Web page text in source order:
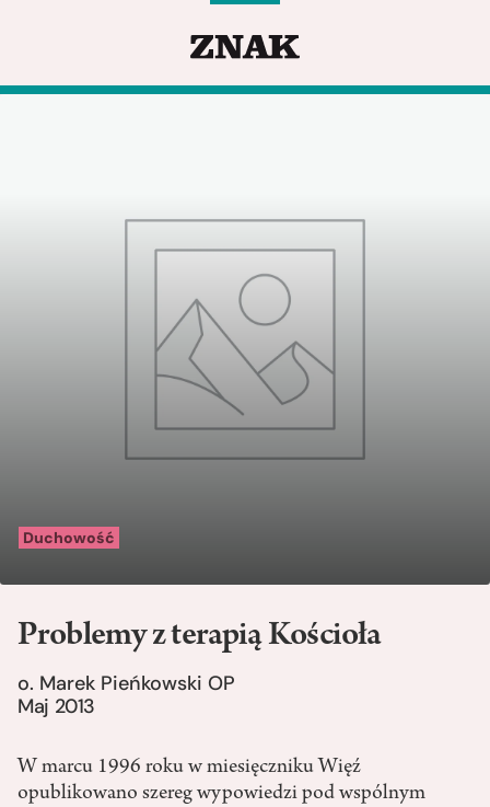
Duchowość
Problemy z terapią Kościoła
o. Marek Pieńkowski OP
Maj 2013
W marcu 1996 roku w miesięczniku Więź
opublikowano szereg wypowiedzi pod wspólnym